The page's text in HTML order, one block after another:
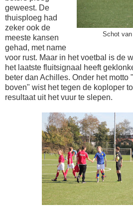
Schot van
geweest. De
thuisploeg had
zeker ook de
meeste kansen
gehad, met name
voor rust. Maar in het voetbal is de
het laatste fluitsignaal heeft
beter dan Achilles. Onder het motto
boven" wist het tegen de koploper
resultaat uit het vuur te slepen.